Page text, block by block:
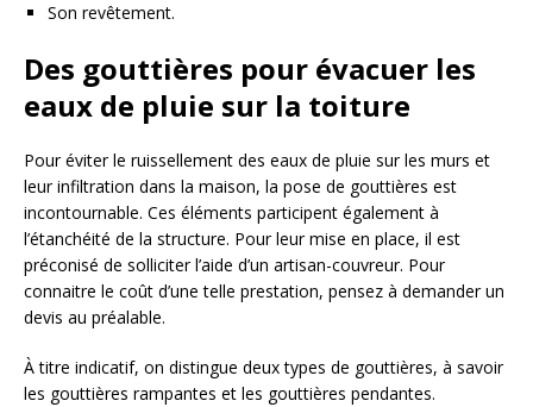
Son revêtement.
Des gouttières pour évacuer les
eaux de pluie sur la toiture
Pour éviter le ruissellement des eaux de pluie sur les murs et
leur infiltration dans la maison, la pose de gouttières est
incontournable. Ces éléments participent également à
l’étanchéité de la structure. Pour leur mise en place, il est
préconisé de solliciter l’aide d’un artisan-couvreur. Pour
connaitre le coût d’une telle prestation, pensez à demander un
devis au préalable.
À titre indicatif, on distingue deux types de gouttières, à savoir
les gouttières rampantes et les gouttières pendantes.